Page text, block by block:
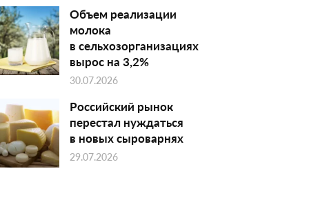
Объем реализации
молока
в сельхозорганизациях
вырос на 3,2%
30.07.2026
Российский рынок
перестал нуждаться
в новых сыроварнях
29.07.2026